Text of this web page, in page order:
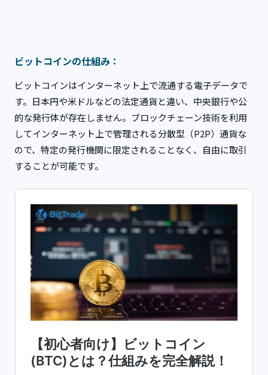
ビットコインの仕組み：
ビットコインはインターネット上で流通する電子データで
す。日本円や米ドルなどの法定通貨と違い、中央銀行や公
的な発行体が存在しません。ブロックチェーン技術を利用
してインターネット上で管理される分散型（P2P）通貨な
ので、特定の発行機関に限定されることなく、自由に取引
することが可能です。